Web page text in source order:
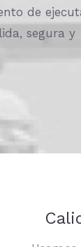
de
segura y